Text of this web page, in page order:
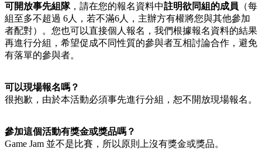
可開放事先組隊，請在您的報名資料中註明欲同組的成員 （每
組至多不超過 6人，若不滿6人，主辦方有權將您與其他參加
者配對）。您也可以直接個人報名，我們根據報名資料的結果
再進行分組，希望促成不同性質的參與者互相討論合作，避免
有落單的參與者。
可以現場報名嗎？
很抱歉，由於本活動必須事先進行分組，恕不開放現場報名。
參加這個活動有獎金或獎品嗎？
Game Jam 並不是比賽，所以原則上沒有獎金或獎品。